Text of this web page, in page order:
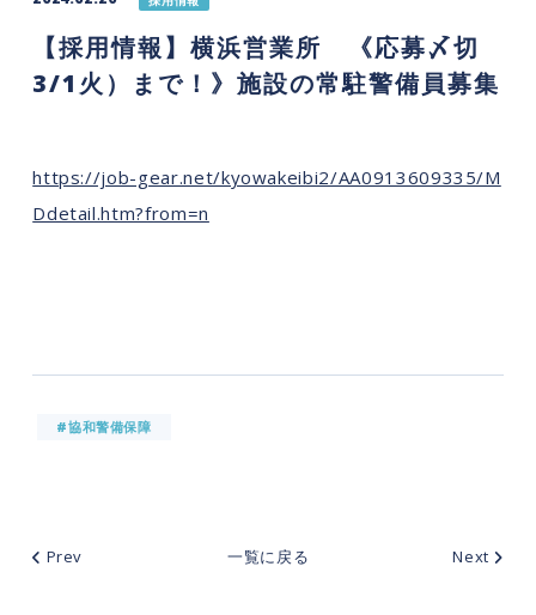
【採用情報】横浜営業所 《応募〆切
3/1火）まで！》施設の常駐警備員募集
https://job-gear.net/kyowakeibi2/AA0913609335/M
Ddetail.htm?from=n
#協和警備保障
Prev 一覧に戻る Next